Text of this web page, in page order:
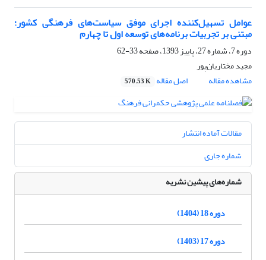
عوامل تسهیل‌کننده اجرای موفق سیاست‌های فرهنگی کشور؛
مبتنی بر تجربیات برنامه‌های توسعه اول تا چهارم
دوره 7، شماره 27، پاییز 1393، صفحه
33-62
مجید مختاریان‌پور
مشاهده مقاله
اصل مقاله 570.53 K
مقالات آماده انتشار
شماره جاری
شماره‌های پیشین نشریه
دوره 18 (1404)
دوره 17 (1403)